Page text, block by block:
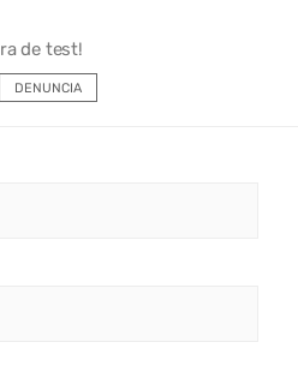
de test!
DENUNCIA